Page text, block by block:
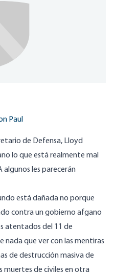
Paul
de Defensa, Lloyd
lo que está realmente mal
algunos les parecerán
está dañada no porque
contra un gobierno afgano
atentados del 11 de
nada que ver con las mentiras
de destrucción masiva de
muertes de civiles en otra